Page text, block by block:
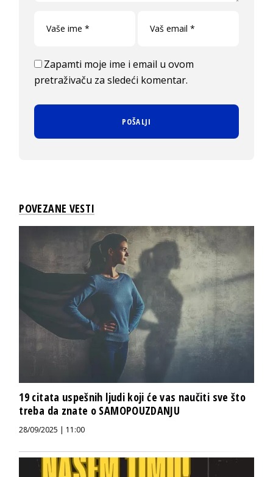
Zapamti moje ime i email u ovom
pretraživaču za sledeći komentar.
POVEZANE VESTI
19 citata uspešnih ljudi koji će vas naučiti sve što
treba da znate o SAMOPOUZDANJU
28/09/2025 | 11:00